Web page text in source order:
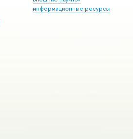
информационные ресурсы